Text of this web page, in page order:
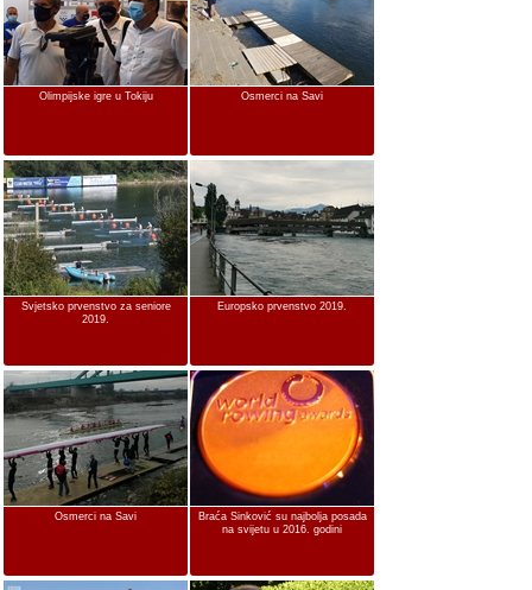
Olimpijske igre u Tokiju Osmerci na Savi
Svjetsko prvenstvo za seniore
2019.
Europsko prvenstvo 2019.
Osmerci na Savi
Braća Sinković su najbolja posada
na svijetu u 2016. godini